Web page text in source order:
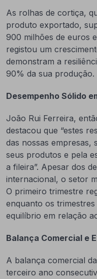
As rolhas de cortiça,
produto exportado,
900 milhões de euros
registou um
demonstram a
90% da sua produção.
Desempenho Sólido
João Rui Ferreira,
destacou que “estes
das nossas empresas,
seus produtos e pela
a fileira”. Apesar dos
internacional, o setor
O primeiro trimestre
enquanto os
equilíbrio em relação
Balança Comercial e
A balança comercial
terceiro ano